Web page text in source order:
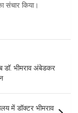
संचार किया।
डॉ. भीमराव अंबेडकर
में डॉक्टर भीमराव